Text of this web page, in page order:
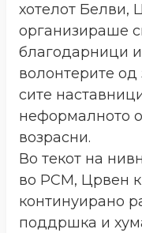
хотелот Белви,
организираше
благодарници
волонтерите од
сите
неформалното
возрасни.
Во текот на
во РСМ, Црвен
континуирано
поддршка и